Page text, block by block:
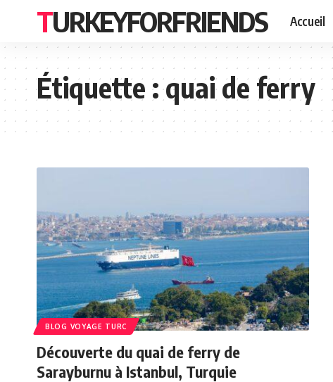
TURKEYFORFRIENDS Accueil
Étiquette :quai de ferry
BLOG VOYAGE TURC
Découverte du quai de ferry de
Sarayburnu à Istanbul, Turquie